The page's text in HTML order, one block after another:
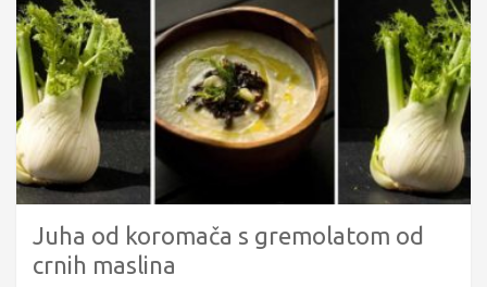
Juha od koromača s gremolatom od
crnih maslina